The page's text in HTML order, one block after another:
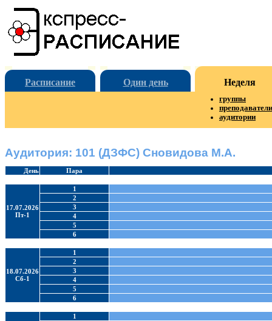
Расписание Один день Неделя
группы
преподаватели
аудитории
Аудитория: 101 (ДЗФС) Сновидова М.А.
День Пара
17.07.2026
Пт-1
1
2
3
4
5
6
18.07.2026
Сб-1
1
2
3
4
5
6
1